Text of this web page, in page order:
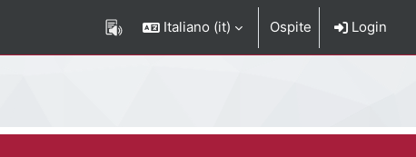
Italiano ‎(it)‎ Ospite Login